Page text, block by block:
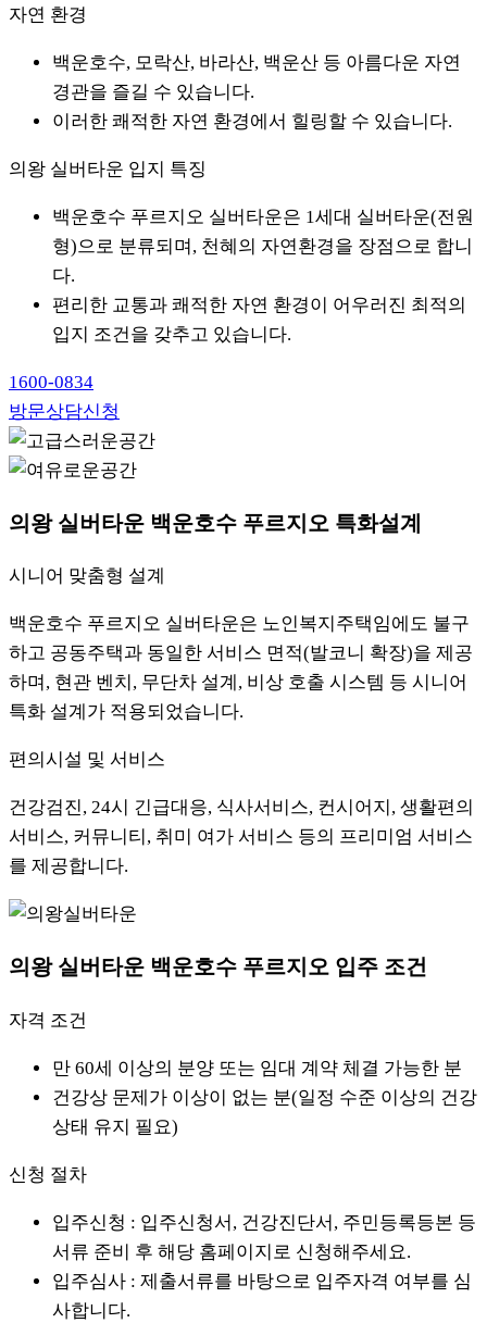
자연 환경
백운호수, 모락산, 바라산, 백운산 등 아름다운 자연
경관을 즐길 수 있습니다.
이러한 쾌적한 자연 환경에서 힐링할 수 있습니다.
의왕 실버타운 입지 특징
백운호수 푸르지오 실버타운은 1세대 실버타운(전원
형)으로 분류되며, 천혜의 자연환경을 장점으로 합니
다.
편리한 교통과 쾌적한 자연 환경이 어우러진 최적의
입지 조건을 갖추고 있습니다.
1600-0834
방문상담신청
의왕 실버타운 백운호수 푸르지오 특화설계
시니어 맞춤형 설계
백운호수 푸르지오 실버타운은 노인복지주택임에도 불구
하고 공동주택과 동일한 서비스 면적(발코니 확장)을 제공
하며, 현관 벤치, 무단차 설계, 비상 호출 시스템 등 시니어
특화 설계가 적용되었습니다.
편의시설 및 서비스
건강검진, 24시 긴급대응, 식사서비스, 컨시어지, 생활편의
서비스, 커뮤니티, 취미 여가 서비스 등의 프리미엄 서비스
를 제공합니다.
의왕 실버타운 백운호수 푸르지오 입주 조건
자격 조건
만 60세 이상의 분양 또는 임대 계약 체결 가능한 분
건강상 문제가 이상이 없는 분(일정 수준 이상의 건강
상태 유지 필요)
신청 절차
입주신청 : 입주신청서, 건강진단서, 주민등록등본 등
서류 준비 후 해당 홈페이지로 신청해주세요.
입주심사 : 제출서류를 바탕으로 입주자격 여부를 심
사합니다.